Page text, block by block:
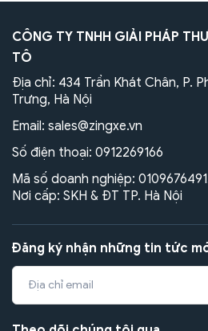
CÔNG TY TNHH GIẢI PHÁP
TÔ
Địa chỉ: 434 Trần Khát Chân, P.
Trưng, Hà Nội
Email: sales@zingxe.vn
Số điện thoại: 0912269166
Mã số doanh nghiệp:
Nơi cấp: SKH & ĐT TP. Hà Nội
Đăng ký nhận những tin tức